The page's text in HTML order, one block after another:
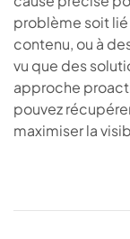
problème soit
contenu, ou à
vu que des
approche
pouvez
maximiser la